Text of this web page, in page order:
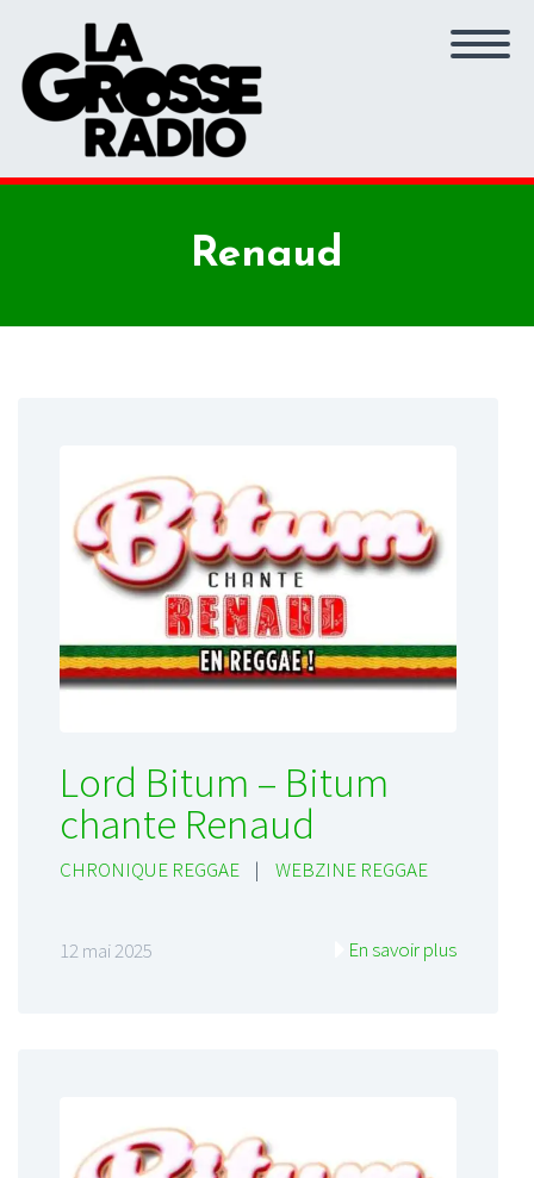
Renaud
Lord Bitum – Bitum
chante Renaud
CHRONIQUE REGGAE | WEBZINE REGGAE
12 mai 2025 En savoir plus